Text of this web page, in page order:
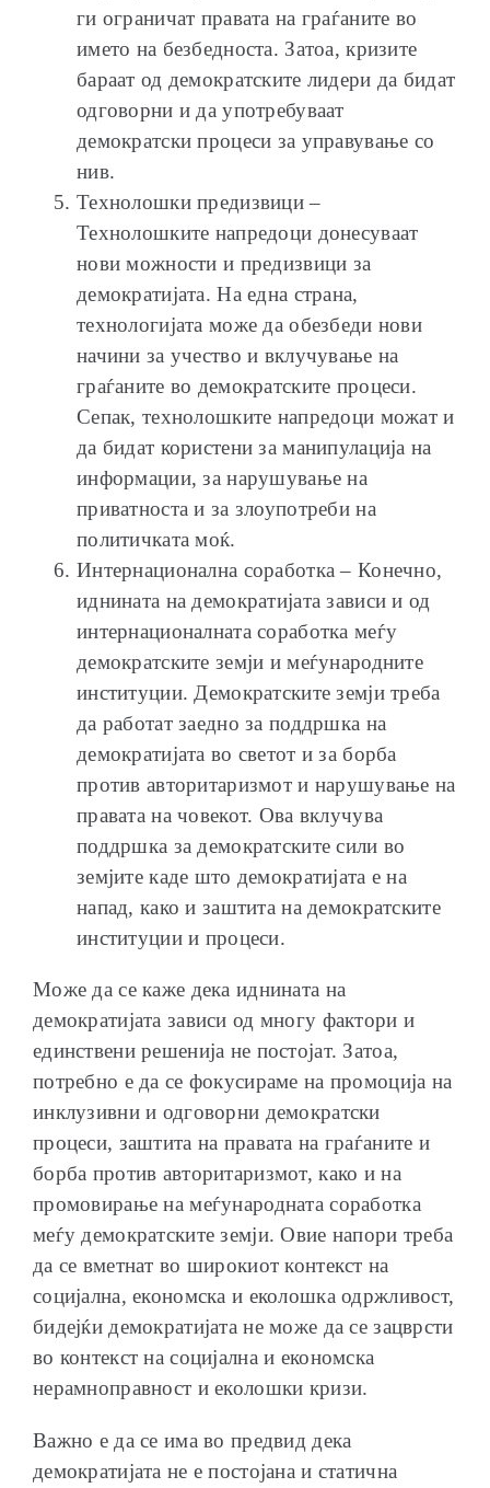
ги ограничат правата на граѓаните во
името на безбедноста. Затоа, кризите
бараат од демократските лидери да бидат
одговорни и да употребуваат
демократски процеси за управување со
нив.
Технолошки предизвици –
Технолошките напредоци донесуваат
нови можности и предизвици за
демократијата. На една страна,
технологијата може да обезбеди нови
начини за учество и вклучување на
граѓаните во демократските процеси.
Сепак, технолошките напредоци можат и
да бидат користени за манипулација на
информации, за нарушување на
приватноста и за злоупотреби на
политичката моќ.
Интернационална соработка – Конечно,
иднината на демократијата зависи и од
интернационалната соработка меѓу
демократските земји и меѓународните
институции. Демократските земји треба
да работат заедно за поддршка на
демократијата во светот и за борба
против авторитаризмот и нарушување на
правата на човекот. Ова вклучува
поддршка за демократските сили во
земјите каде што демократијата е на
напад, како и заштита на демократските
институции и процеси.
Може да се каже дека иднината на
демократијата зависи од многу фактори и
единствени решенија не постојат. Затоа,
потребно е да се фокусираме на промоција на
инклузивни и одговорни демократски
процеси, заштита на правата на граѓаните и
борба против авторитаризмот, како и на
промовирање на меѓународната соработка
меѓу демократските земји. Овие напори треба
да се вметнат во широкиот контекст на
социјална, економска и еколошка одржливост,
бидејќи демократијата не може да се зацврсти
во контекст на социјална и економска
нерамноправност и еколошки кризи.
Важно е да се има во предвид дека
демократијата не е постојана и статична